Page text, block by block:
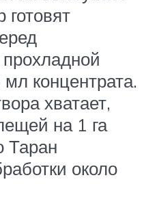
готовят
концентрата.
хватает,
на 1 га
Таран
около